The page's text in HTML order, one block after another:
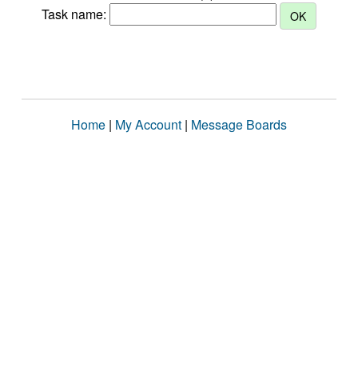
Task name:
Home | My Account | Message Boards